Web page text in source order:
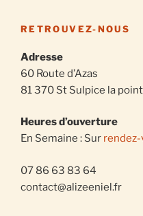
RETROUVEZ-NOUS
Adresse
60 Route d’Azas
81 370 St Sulpice la
Heures d’ouverture
En Semaine : Sur
07 86 63 83 64
contact@alizeeniel.fr